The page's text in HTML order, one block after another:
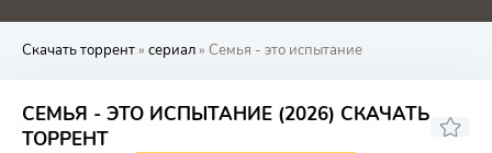
0 4.1 0 4.8
Скачать торрент» сериал» Семья - это испытание
СЕМЬЯ - ЭТО ИСПЫТАНИЕ (2026) СКАЧАТЬ
ТОРРЕНТ